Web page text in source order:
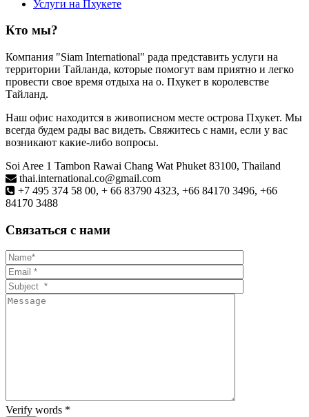
Услуги на Пхукете
Кто мы?
Компания "Siam International" рада представить услуги на
территории Тайланда, которые помогут вам приятно и легко
провести свое время отдыха на о. Пхукет в королевстве
Тайланд.
Наш офис находится в живописном месте острова Пхукет. Мы
всегда будем рады вас видеть. Свяжитесь с нами, если у вас
возникают какие-либо вопросы.
Soi Aree 1 Tambon Rawai Chang Wat Phuket 83100, Thailand
thai.international.co@gmail.com
+7 495 374 58 00, + 66 83790 4323, +66 84170 3496, +66
84170 3488
Связаться с нами
Verify words *